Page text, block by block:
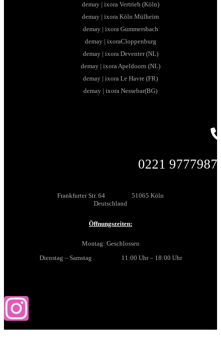
demay | ixora Vertrieb (Köln)
demay | ixora Köln Mülheim
demay | ixora Gummersbach
demay | ixoraCloppenburg
demay | ixora Deventer (NL)
demay | ixora Apeldoorn (NL)
demay | ixora Le Havre (FR)
demay | ixora Nessebar(BG)
0221
Frankfurter Str. 64 51065 Köln
Deutschland
Öffnungszeiten:
Montag: Geschlossen
Dienstag – Samstag 11:00 Uhr – 18:00 Uhr